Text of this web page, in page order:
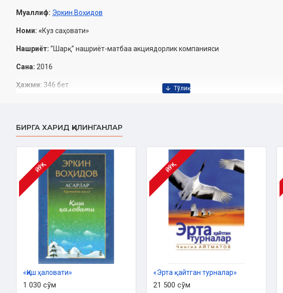
Муаллиф: Эркин Воҳидов
Номи: «Куз саҳовати»
Нашриёт: ”Шарқ” нашриёт-матбаа акциядорлик компанияси
Сана: 2016
Ҳажми: 346 бет
Муқоваси:Қаттиқ
БИРГА ХАРИД ҚИЛИНГАНЛАР
ЙЎҚ
«Қиш ҳаловати»
1 030 сўм
ЙЎҚ
«Эрта қайтган турналар»
21 500 сўм